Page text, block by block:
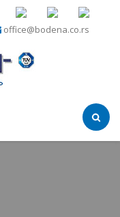
office@bodena.co.rs